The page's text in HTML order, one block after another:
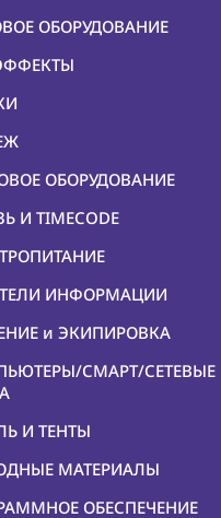
ОБОРУДОВАНИЕ
ОБОРУДОВАНИЕ
И TIMECODE
ИНФОРМАЦИИ
и ЭКИПИРОВКА
СМАРТ/СЕТЕВЫЕ
И ТЕНТЫ
МАТЕРИАЛЫ
ОБЕСПЕЧЕНИЕ